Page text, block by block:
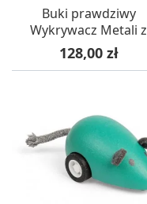
Buki prawdziwy
Wykrywacz Metali z
ekranem dla dzieci +8
Cena
128,00 zł